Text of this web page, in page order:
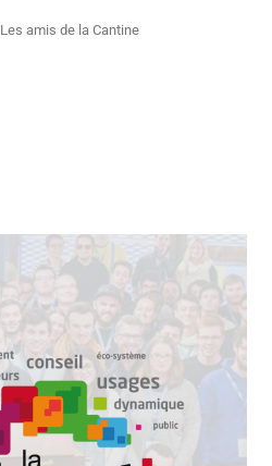
Les amis de la Cantine